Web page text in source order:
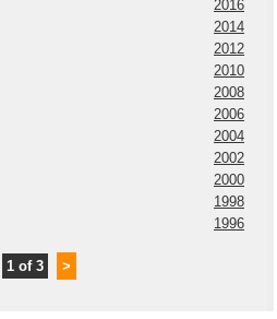
2016
2014
2012
2010
2008
2006
2004
2002
2000
1998
1996
1 of 3 >